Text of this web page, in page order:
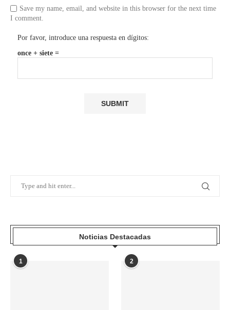
Save my name, email, and website in this browser for the next time
I comment.
Por favor, introduce una respuesta en dígitos:
once + siete =
Noticias Destacadas
1 2